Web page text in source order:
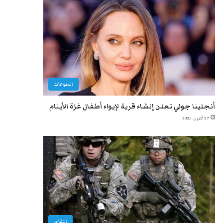
المنوعات
أنجلينا جولي تعلن إنشاء قرية لإيواء أطفال غزة الأيتام
27 أكتوبر، 2025
التقارير